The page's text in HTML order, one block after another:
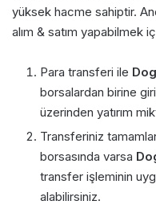
yüksek hacme sahiptir.
alım & satım yapabilmek
Para transferi ile
borsalardan birine
üzerinden yatırım
Transferiniz
borsasında varsa
transfer işleminin
alabilirsiniz.